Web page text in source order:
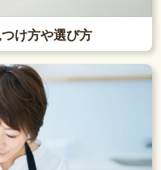
け方や選び方